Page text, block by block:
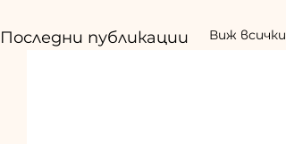
Последни публикации Виж всички